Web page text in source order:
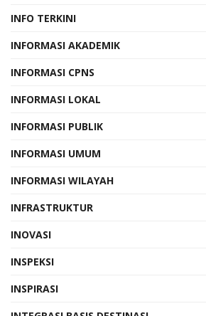
INFO TERKINI
INFORMASI AKADEMIK
INFORMASI CPNS
INFORMASI LOKAL
INFORMASI PUBLIK
INFORMASI UMUM
INFORMASI WILAYAH
INFRASTRUKTUR
INOVASI
INSPEKSI
INSPIRASI